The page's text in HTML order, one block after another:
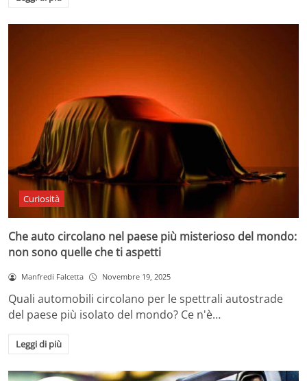
Curiosità
Che auto circolano nel paese più misterioso del mondo:
non sono quelle che ti aspetti
Manfredi Falcetta Novembre 19, 2025
Quali automobili circolano per le spettrali autostrade
del paese più isolato del mondo? Ce n'è…
Leggi di più